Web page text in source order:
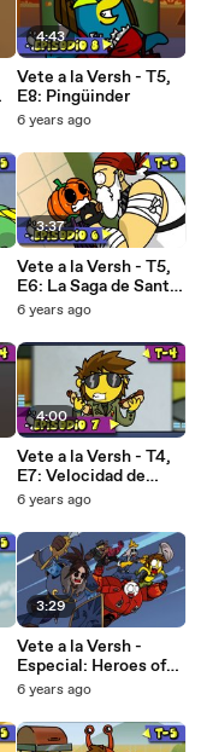
4:43
Vete a la Versh - T5,
E8: Pingüinder
6 years ago
3:37
Vete a la Versh - T5,
E6: La Saga de Santa
Claus 6
6 years ago
4:00
Vete a la Versh - T4,
E7: Velocidad de
Escape
6 years ago
3:29
Vete a la Versh -
Especial: Heroes of
the Storm
6 years ago